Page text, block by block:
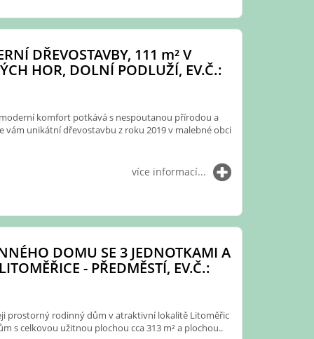
DŘEVOSTAVBY, 111 m²V
HOR, DOLNÍ PODLUŽÍ, EV.Č.:
komfort potkává s nespoutanou přírodou a
vám unikátní dřevostavbu z roku 2019 v malebné obci
více informací...
DOMU SE 3 JEDNOTKAMI A
- PŘEDMĚSTÍ, EV.Č.:
prostorný rodinný dům v atraktivní lokalitě Litoměřic
s celkovou užitnou plochou cca 313 m² a plochou..